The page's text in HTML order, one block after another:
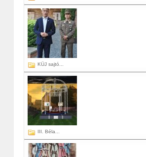
KÜJ sajtó...
III. Béla...